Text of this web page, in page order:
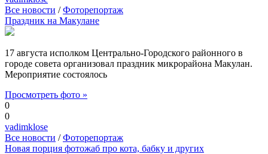
Все новости /Фоторепортаж
Праздник на Макулане
17 августа исполком Центрально-Городского районного в
городе совета организовал праздник микрорайона Макулан.
Мероприятие состоялось
Просмотреть фото »
0
0
vadimklose
Все новости /Фоторепортаж
Новая порция фотожаб про кота, бабку и других